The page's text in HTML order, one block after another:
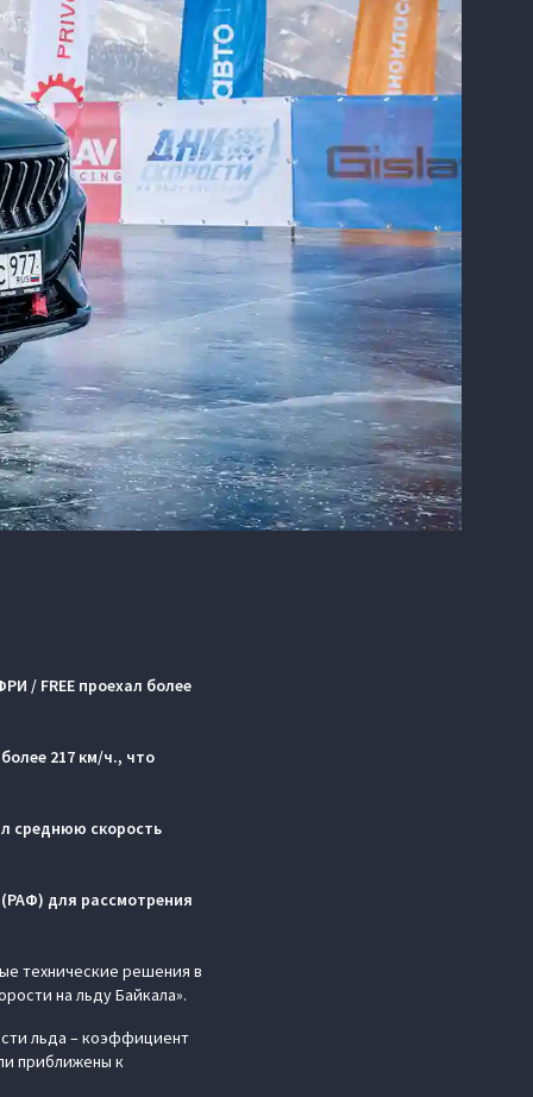
/ FREE проехал более
217 км/ч., что
среднюю скорость
для рассмотрения
технические решения в
на льду Байкала».
льда – коэффициент
приближены к